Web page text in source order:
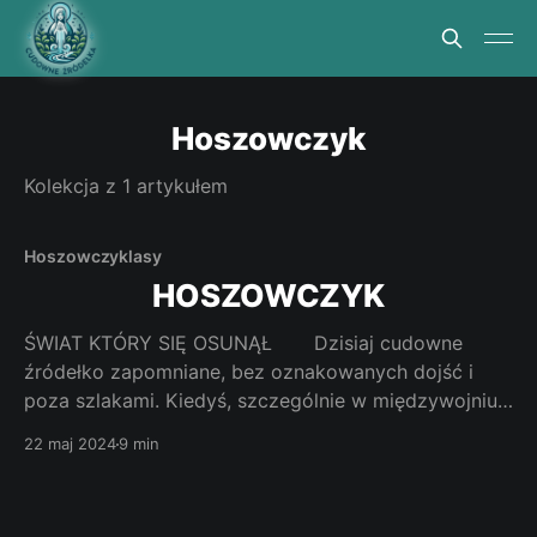
Hoszowczyk
Kolekcja z 1 artykułem
Hoszowczyklasy
HOSZOWCZYK
ŚWIAT KTÓRY SIĘ OSUNĄŁ Dzisiaj cudowne
źródełko zapomniane, bez oznakowanych dojść i
poza szlakami. Kiedyś, szczególnie w międzywojniu,
Ustrzyk Dolnych dojeżdżamy drogą krajową nr 84. Z
22 maj 20249 min